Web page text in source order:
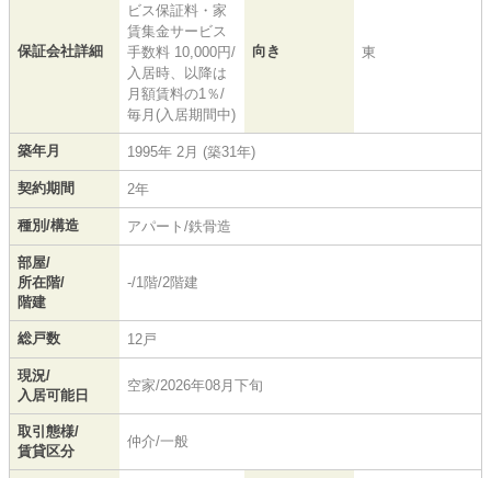
保証会社詳細
ビス保証料・家
賃集金サービス
手数料 10,000円/
入居時、以降は
月額賃料の1％/
毎月(入居期間中)
向き 東
築年月 1995年 2月 (築31年)
契約期間 2年
種別/構造 アパート/鉄骨造
部屋/
所在階/
階建
-/1階/2階建
総戸数 12戸
現況/
入居可能日
空家/2026年08月下旬
取引態様/
賃貸区分
仲介/一般